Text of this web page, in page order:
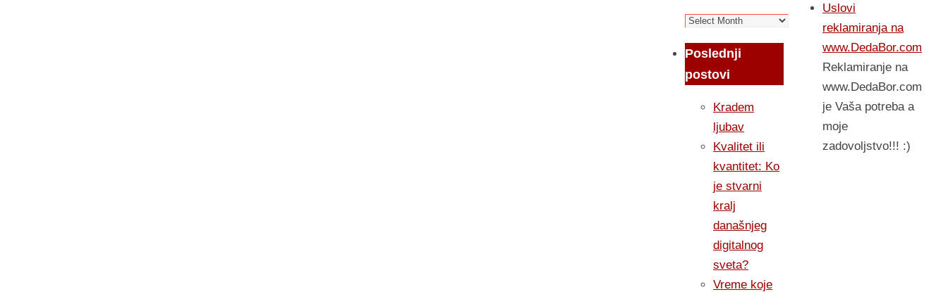
Arhiva
Poslednji
postovi
Kradem
ljubav
Kvalitet ili
kvantitet: Ko
je stvarni
kralj
današnjeg
digitalnog
sveta?
Vreme koje
Uslovi
reklamiranja na
www.DedaBor.com
Reklamiranje na
www.DedaBor.com
je Vaša potreba a
moje
zadovoljstvo!!! :)